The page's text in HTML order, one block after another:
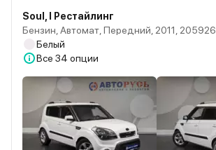
Soul, I Рестайлинг
Бензин, Автомат, Передний, 2011, 205926
Белый
Все 34 опции